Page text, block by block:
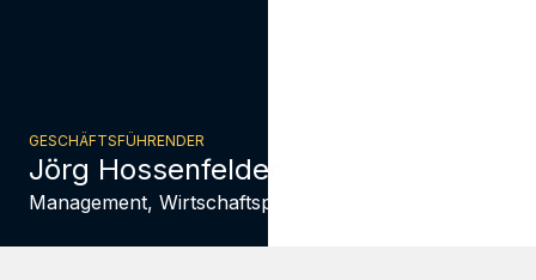
GESCHÄFTSFÜHRENDER
Jörg Hossenfelder
Management, Wirtschaftsprüfung